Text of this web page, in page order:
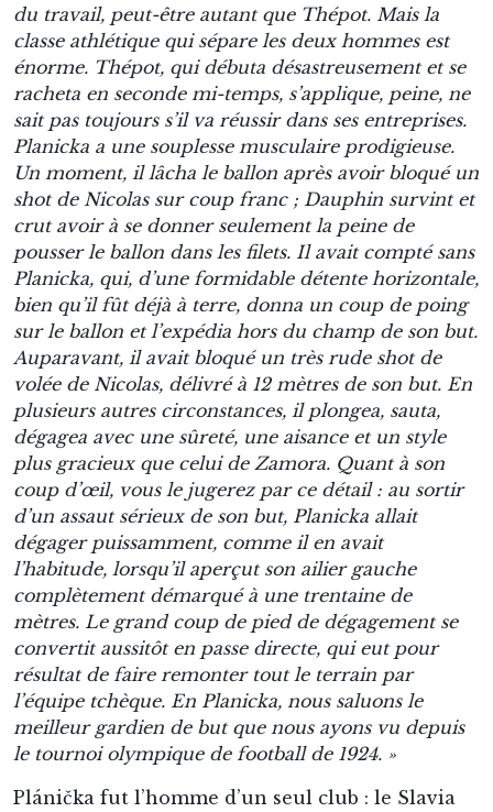
du travail, peut-être autant que Thépot. Mais la
classe athlétique qui sépare les deux hommes est
énorme. Thépot, qui débuta désastreusement et se
racheta en seconde mi-temps, s’applique, peine, ne
sait pas toujours s’il va réussir dans ses entreprises.
Planicka a une souplesse musculaire prodigieuse.
Un moment, il lâcha le ballon après avoir bloqué un
shot de Nicolas sur coup franc ; Dauphin survint et
crut avoir à se donner seulement la peine de
pousser le ballon dans les filets. Il avait compté sans
Planicka, qui, d’une formidable détente horizontale,
bien qu’il fût déjà à terre, donna un coup de poing
sur le ballon et l’expédia hors du champ de son but.
Auparavant, il avait bloqué un très rude shot de
volée de Nicolas, délivré à 12 mètres de son but. En
plusieurs autres circonstances, il plongea, sauta,
dégagea avec une sûreté, une aisance et un style
plus gracieux que celui de Zamora. Quant à son
coup d’œil, vous le jugerez par ce détail : au sortir
d’un assaut sérieux de son but, Planicka allait
dégager puissamment, comme il en avait
l’habitude, lorsqu’il aperçut son ailier gauche
complètement démarqué à une trentaine de
mètres. Le grand coup de pied de dégagement se
convertit aussitôt en passe directe, qui eut pour
résultat de faire remonter tout le terrain par
l’équipe tchèque. En Planicka, nous saluons le
meilleur gardien de but que nous ayons vu depuis
le tournoi olympique de football de 1924. »
Plánička fut l’homme d’un seul club : le Slavia